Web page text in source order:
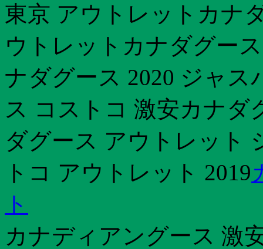
東京 アウトレットカナ
ウトレットカナダグー
ナダグース 2020 ジャ
ス コストコ 激安カナダ
ダグース アウトレット
トコ アウトレット 2019
ト
カナディアングース 激